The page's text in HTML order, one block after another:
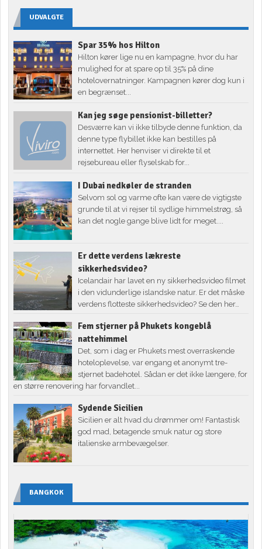
UDVALGTE
Spar 35% hos Hilton
Hilton kører lige nu en kampagne, hvor du har
mulighed for at spare op til 35% på dine
hotelovernatninger. Kampagnen kører dog kun i
en begrænset...
Kan jeg søge pensionist-billetter?
Desværre kan vi ikke tilbyde denne funktion, da
denne type flybillet ikke kan bestilles på
internettet. Her henviser vi direkte til et
rejsebureau eller flyselskab for...
I Dubai nedkøler de stranden
Selvom sol og varme ofte kan være de vigtigste
grunde til at vi rejser til sydlige himmelstrøg, så
kan det nogle gange blive lidt for meget....
Er dette verdens lækreste
sikkerhedsvideo?
Icelandair har lavet en ny sikkerhedsvideo filmet
i den vidunderlige islandske natur. Er det måske
verdens flotteste sikkerhedsvideo? Se den her…
Fem stjerner på Phukets kongeblå
nattehimmel
Det, som i dag er Phukets mest overraskende
hoteloplevelse, var engang et anonymt tre-
stjernet badehotel. Sådan er det ikke længere, for
en større renovering har forvandlet...
Sydende Sicilien
Sicilien er alt hvad du drømmer om! Fantastisk
god mad, betagende smuk natur og store
italienske armbevægelser.
BANGKOK